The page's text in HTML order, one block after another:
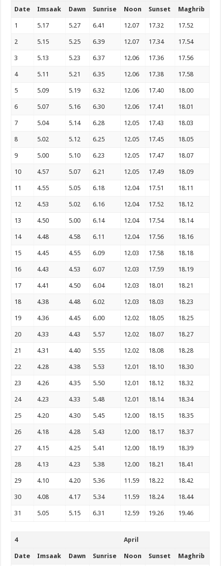
Date Imsaak Dawn Sunrise Noon Sunset Maghrib
1 5.17 5.27 6.41 12.07 17.32 17.52
2 5.15 5.25 6.39 12.07 17.34 17.54
3 5.13 5.23 6.37 12.06 17.36 17.56
4 5.11 5.21 6.35 12.06 17.38 17.58
5 5.09 5.19 6.32 12.06 17.40 18.00
6 5.07 5.16 6.30 12.06 17.41 18.01
7 5.04 5.14 6.28 12.05 17.43 18.03
8 5.02 5.12 6.25 12.05 17.45 18.05
9 5.00 5.10 6.23 12.05 17.47 18.07
10 4.57 5.07 6.21 12.05 17.49 18.09
11 4.55 5.05 6.18 12.04 17.51 18.11
12 4.53 5.02 6.16 12.04 17.52 18.12
13 4.50 5.00 6.14 12.04 17.54 18.14
14 4.48 4.58 6.11 12.04 17.56 18.16
15 4.45 4.55 6.09 12.03 17.58 18.18
16 4.43 4.53 6.07 12.03 17.59 18.19
17 4.41 4.50 6.04 12.03 18.01 18.21
18 4.38 4.48 6.02 12.03 18.03 18.23
19 4.36 4.45 6.00 12.02 18.05 18.25
20 4.33 4.43 5.57 12.02 18.07 18.27
21 4.31 4.40 5.55 12.02 18.08 18.28
22 4.28 4.38 5.53 12.01 18.10 18.30
23 4.26 4.35 5.50 12.01 18.12 18.32
24 4.23 4.33 5.48 12.01 18.14 18.34
25 4.20 4.30 5.45 12.00 18.15 18.35
26 4.18 4.28 5.43 12.00 18.17 18.37
27 4.15 4.25 5.41 12.00 18.19 18.39
28 4.13 4.23 5.38 12.00 18.21 18.41
29 4.10 4.20 5.36 11.59 18.22 18.42
30 4.08 4.17 5.34 11.59 18.24 18.44
31 5.05 5.15 6.31 12.59 19.26 19.46
4 April
Date Imsaak Dawn Sunrise Noon Sunset Maghrib